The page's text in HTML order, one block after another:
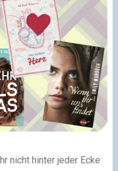
nicht hinter jeder Ecke